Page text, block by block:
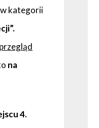
w kategorii
przegląd
na
4.